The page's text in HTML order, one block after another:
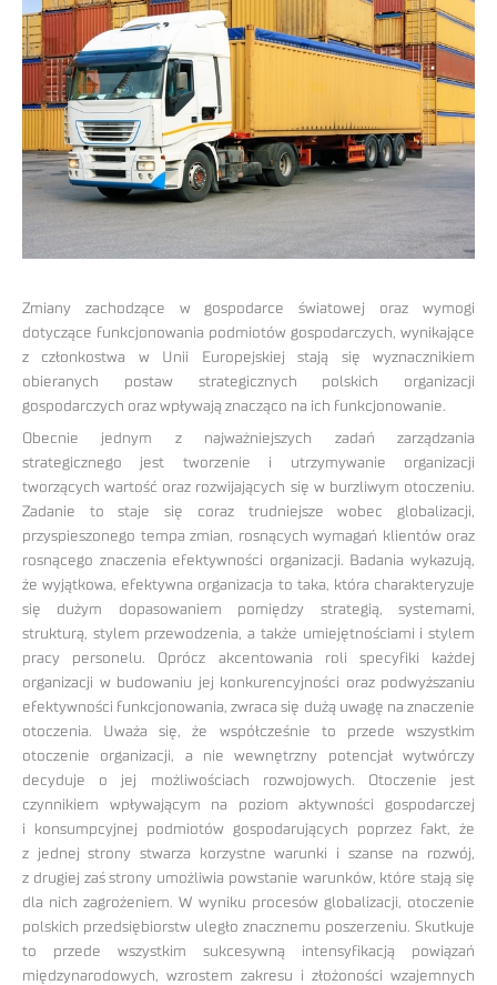
Zmiany zachodzące w gospodarce światowej oraz wymogi
dotyczące funkcjonowania podmiotów gospodarczych, wynikające
z członkostwa w Unii Europejskiej stają się wyznacznikiem
obieranych postaw strategicznych polskich organizacji
gospodarczych oraz wpływają znacząco na ich funkcjonowanie.
Obecnie jednym z najważniejszych zadań zarządzania
strategicznego jest tworzenie i utrzymywanie organizacji
tworzących wartość oraz rozwijających się w burzliwym otoczeniu.
Zadanie to staje się coraz trudniejsze wobec globalizacji,
przyspieszonego tempa zmian, rosnących wymagań klientów oraz
rosnącego znaczenia efektywności organizacji. Badania wykazują,
że wyjątkowa, efektywna organizacja to taka, która charakteryzuje
się dużym dopasowaniem pomiędzy strategią, systemami,
strukturą, stylem przewodzenia, a także umiejętnościami i stylem
pracy personelu. Oprócz akcentowania roli specyfiki każdej
organizacji w budowaniu jej konkurencyjności oraz podwyższaniu
efektywności funkcjonowania, zwraca się dużą uwagę na znaczenie
otoczenia. Uważa się, że współcześnie to przede wszystkim
otoczenie organizacji, a nie wewnętrzny potencjał wytwórczy
decyduje o jej możliwościach rozwojowych. Otoczenie jest
czynnikiem wpływającym na poziom aktywności gospodarczej
i konsumpcyjnej podmiotów gospodarujących poprzez fakt, że
z jednej strony stwarza korzystne warunki i szanse na rozwój,
z drugiej zaś strony umożliwia powstanie warunków, które stają się
dla nich zagrożeniem. W wyniku procesów globalizacji, otoczenie
polskich przedsiębiorstw uległo znacznemu poszerzeniu. Skutkuje
to przede wszystkim sukcesywną intensyfikacją powiązań
międzynarodowych, wzrostem zakresu i złożoności wzajemnych